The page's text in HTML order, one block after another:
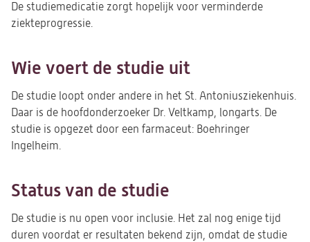
De studiemedicatie zorgt hopelijk voor verminderde
ziekteprogressie.
Wie voert de studie uit
De studie loopt onder andere in het St. Antoniusziekenhuis.
Daar is de hoofdonderzoeker Dr. Veltkamp, longarts. De
studie is opgezet door een farmaceut: Boehringer
Ingelheim.
Status van de studie
De studie is nu open voor inclusie. Het zal nog enige tijd
duren voordat er resultaten bekend zijn, omdat de studie